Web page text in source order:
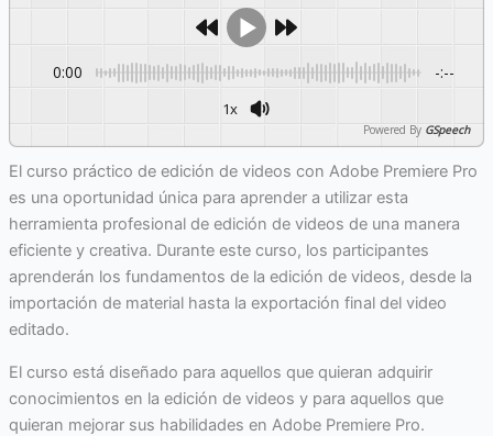
0:00 -:--
1x
Powered By GSpeech
El curso práctico de edición de videos con Adobe Premiere Pro
es una oportunidad única para aprender a utilizar esta
herramienta profesional de edición de videos de una manera
eficiente y creativa. Durante este curso, los participantes
aprenderán los fundamentos de la edición de videos, desde la
importación de material hasta la exportación final del video
editado.
El curso está diseñado para aquellos que quieran adquirir
conocimientos en la edición de videos y para aquellos que
quieran mejorar sus habilidades en Adobe Premiere Pro.